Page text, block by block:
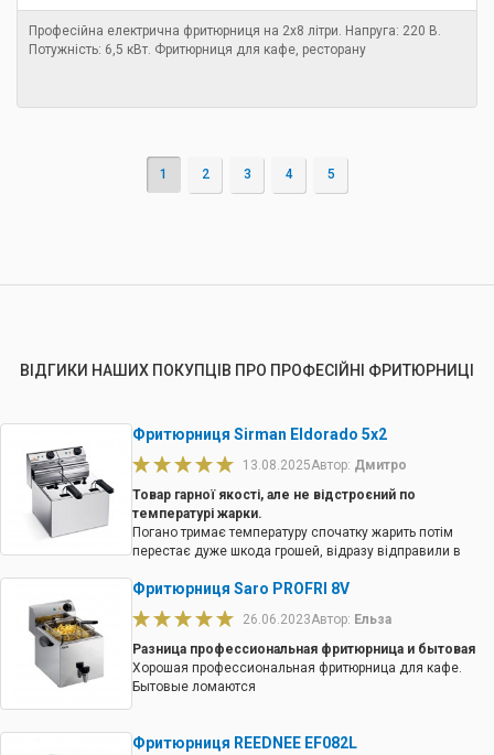
Професійна електрична фритюрниця на 2х8 літри. Напруга: 220 В.
Потужність: 6,5 кВт. Фритюрниця для кафе, ресторану
1 2 3 4 5
ВІДГИКИ НАШИХ ПОКУПЦІВ ПРО ПРОФЕСІЙНІ ФРИТЮРНИЦІ
Фритюрниця Sirman Eldorado 5x2
13.08.2025Автор: Дмитро
Товар гарної якості, але не відстроєний по
температурі жарки.
Погано тримає температуру спочатку жарить потім
перестає дуже шкода грошей, відразу відправили в
вони на зносостійкість.
Фритюрниця Saro PROFRI 8V
26.06.2023Автор: Ельза
Разница профессиональная фритюрница и бытовая
Хорошая профессиональная фритюрница для кафе.
Бытовые ломаются
Фритюрниця REEDNEE EF082L